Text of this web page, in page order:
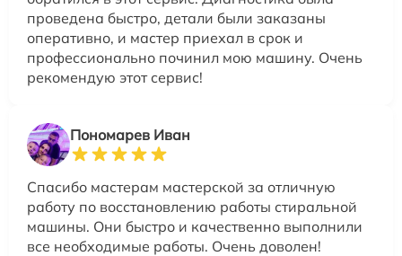
проведена быстро, детали были заказаны
оперативно, и мастер приехал в срок и
профессионально починил мою машину. Очень
рекомендую этот сервис!
Пономарев Иван
Спасибо мастерам мастерской за отличную
работу по восстановлению работы стиральной
машины. Они быстро и качественно выполнили
все необходимые работы. Очень доволен!